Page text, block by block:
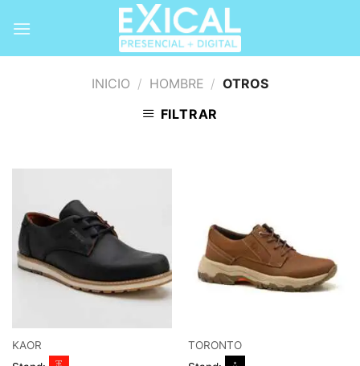
INICIO / HOMBRE / OTROS
FILTRAR
KAOR
TORONTO